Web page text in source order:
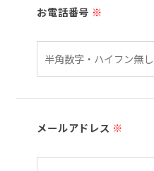
お電話番号 ※
メールアドレス ※